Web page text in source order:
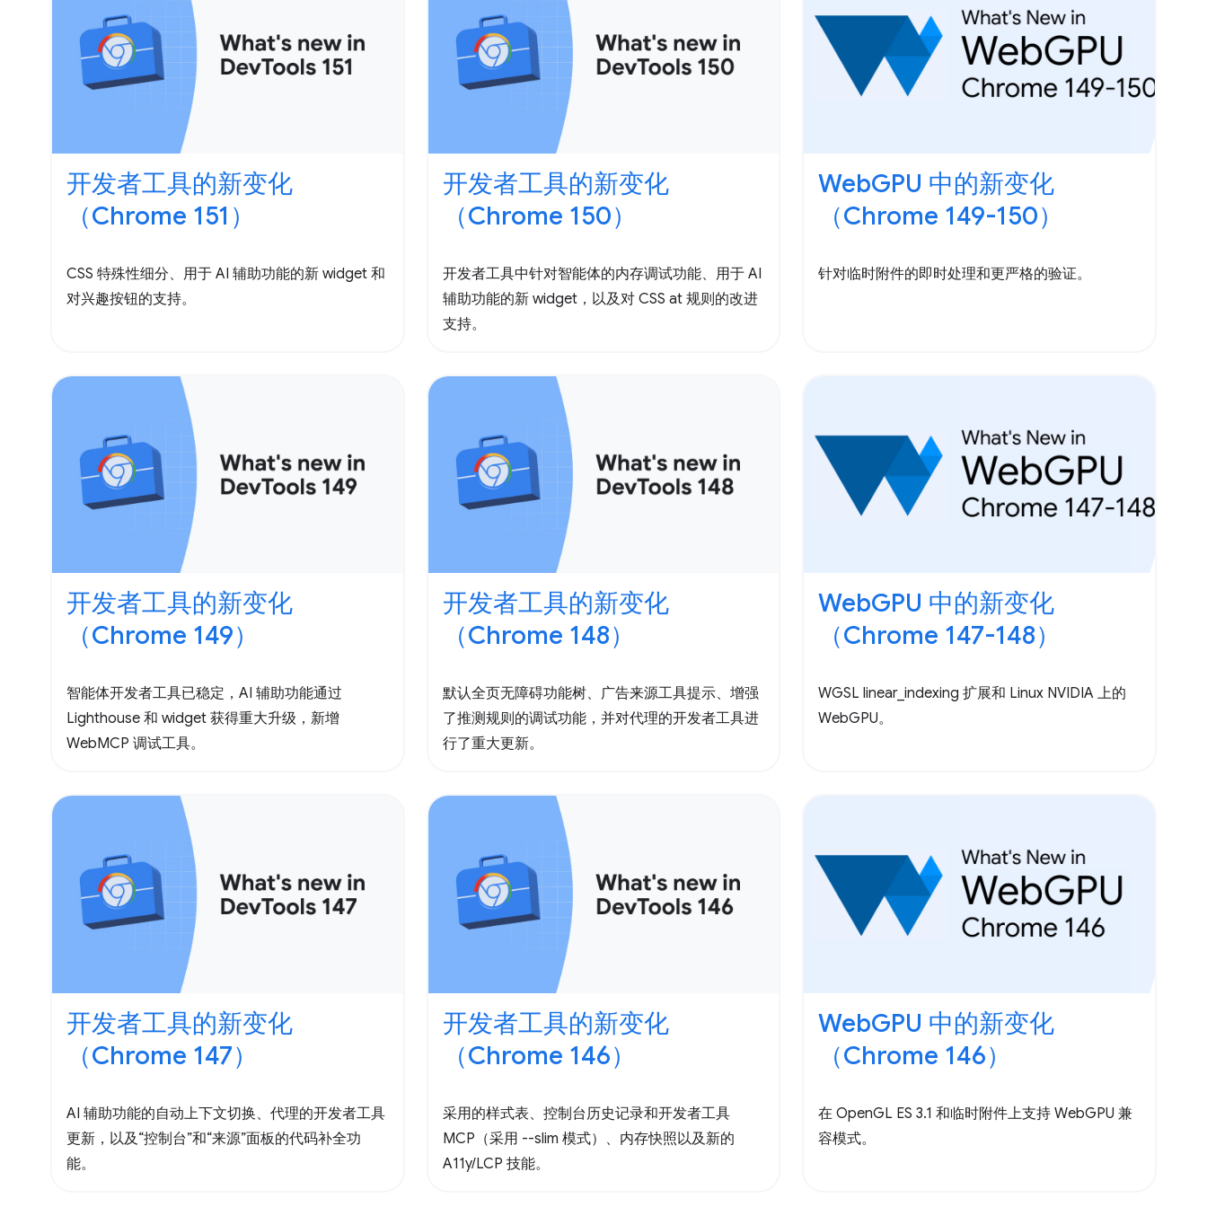
开发者工具的新变化
（Chrome 151）
CSS 特殊性细分、用于 AI 辅助功能的新 widget 和
对兴趣按钮的支持。
开发者工具的新变化
（Chrome 150）
开发者工具中针对智能体的内存调试功能、用于 AI
辅助功能的新 widget，以及对 CSS at 规则的改进
支持。
WebGPU 中的新变化
（Chrome 149-150）
针对临时附件的即时处理和更严格的验证。
开发者工具的新变化
（Chrome 149）
智能体开发者工具已稳定，AI 辅助功能通过
Lighthouse 和 widget 获得重大升级，新增
WebMCP 调试工具。
开发者工具的新变化
（Chrome 148）
默认全页无障碍功能树、广告来源工具提示、增强
了推测规则的调试功能，并对代理的开发者工具进
行了重大更新。
WebGPU 中的新变化
（Chrome 147-148）
WGSL linear_indexing 扩展和 Linux NVIDIA 上的
WebGPU。
开发者工具的新变化
（Chrome 147）
AI 辅助功能的自动上下文切换、代理的开发者工具
更新，以及“控制台”和“来源”面板的代码补全功
能。
开发者工具的新变化
（Chrome 146）
采用的样式表、控制台历史记录和开发者工具
MCP（采用 --slim 模式）、内存快照以及新的
A11y/LCP 技能。
WebGPU 中的新变化
（Chrome 146）
在 OpenGL ES 3.1 和临时附件上支持 WebGPU 兼
容模式。